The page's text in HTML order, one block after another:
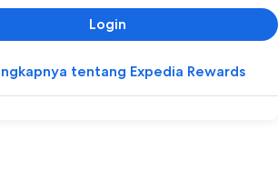
Login
tentang Expedia Rewards